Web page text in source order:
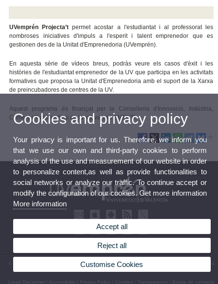
UVemprén Projecta’t permet acostar a l'estudiantat i al professorat les
nombroses iniciatives d'impuls a l'esperit i talent emprenedor que es
gestionen des de la Unitat d'Emprenedoria (UVemprén).
En aquesta sèrie de vídeos breus, podràs veure els casos d'èxit i les
històries de l'estudiantat emprenedor de la UV que participa en les activitats
formatives que proposa la Unitat d'Emprenedoria amb el suport de la Xarxa
de preincubadores de centres de la UV.
Aquest programa és finançat per la Conselleria d'Innovació, Indústria,
Comerç i Turisme dins de la subvenció EMENTI.
© 2026 UV. - Calle Albalat dels Tarongers, nº 3 bajo 46021 VALENCIA. Teléfono: 96 398 34
Legal Disclaimer| Accessibility| Privacy Policy| Cookies Transparency| Bústia de contacte
Cookies and privacy policy
Your privacy is important for us. Therefore, we inform you
that we use our own and third-party cookies to perform
analysis of the use and measurement of our website in order
to personalize content,as well as provide functionalities to
social networks or analyze our traffic. To continue accept or
modify the configuration of our cookies. Get more information
More information
Accept all
Reject all
Customise Cookies